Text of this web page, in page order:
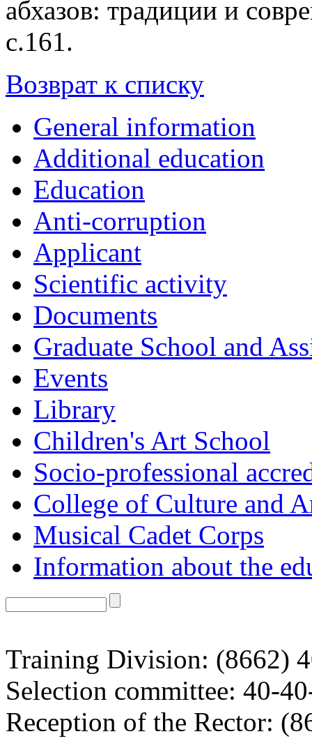
абхазов: традиции и
с.161.
Возврат к списку
General information
Additional education
Education
Anti-corruption
Applicant
Scientific activity
Documents
Graduate School and
Events
Library
Children's Art School
Socio-professional
College of Culture and
Musical Cadet Corps
Information about the
Training Division: (8662)
Selection committee: 40-
Reception of the Rector: